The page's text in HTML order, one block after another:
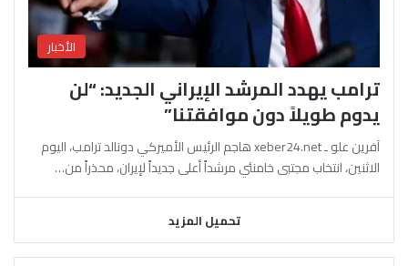
الأخبار
ترامب يهدد المرشد الإيراني الجديد: “لن
يدوم طويلاً دون موافقتنا”
آفرين علو ـ xeber24.net هاجم الرئيس الأميركي دونالد ترامب، اليوم
الاثنين، انتخاب مجتبى خامنئي مرشداً أعلى جديداً لإيران، محذراً من…
تحميل المزيد